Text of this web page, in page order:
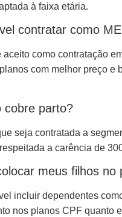
à faixa etária.
contratar como
aceito como contratação
com melhor preço e
cobre parto?
seja contratada a
a carência de
meus filhos no
incluir dependentes
nos planos CPF quanto